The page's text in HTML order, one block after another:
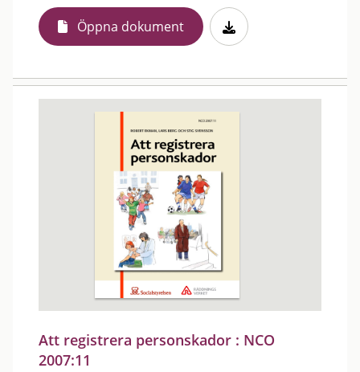
Öppna dokument
Att registrera personskador : NCO
2007:11